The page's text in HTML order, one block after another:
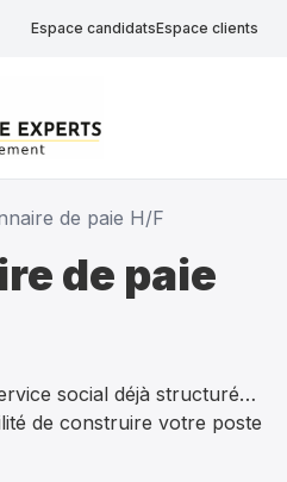
Espace candidatsEspace clients
de paie H/F
de paie
social déjà structuré…
de construire votre poste